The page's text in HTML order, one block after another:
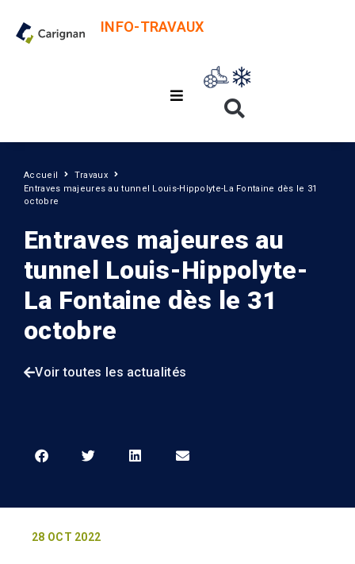
INFO-TRAVAUX
Accueil
Travaux
Entraves majeures au tunnel Louis-Hippolyte-La Fontaine dès le 31
octobre
Entraves majeures au
tunnel Louis-Hippolyte-
La Fontaine dès le 31
octobre
Voir toutes les actualités
28 OCT 2022